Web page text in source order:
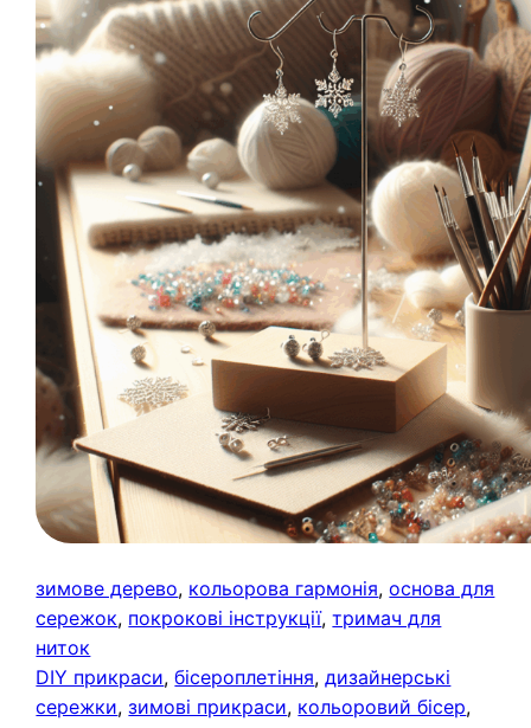
зимове дерево, кольорова гармонія, основа для
сережок, покрокові інструкції, тримач для
ниток
DIY прикраси, бісероплетіння, дизайнерські
сережки, зимові прикраси, кольоровий бісер